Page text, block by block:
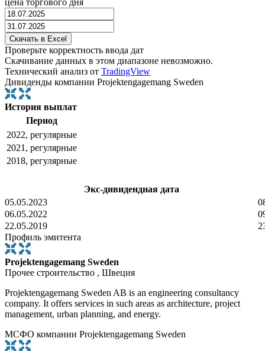
Проверьте корректность ввода дат
Скачивание данных в этом диапазоне невозможно.
Технический анализ от TradingView
Дивиденды компании Projektengagemang Sweden
История выплат
Период
2022, регулярные
2021, регулярные
2018, регулярные
Экс-дивидендная дата
05.05.2023
06.05.2022
22.05.2019
Профиль эмитента
Projektengagemang Sweden
Прочее строительство , Швеция
Projektengagemang Sweden AB is an engineering consultancy
company. It offers services in such areas as architecture, project
management, urban planning, and energy.
МСФО компании Projektengagemang Sweden